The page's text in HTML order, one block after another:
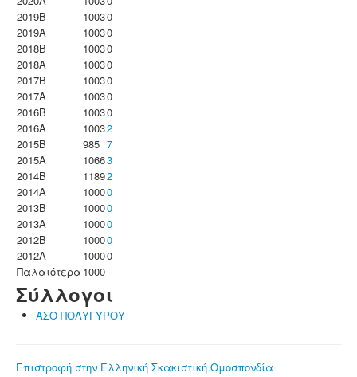
2019B
10030
2019A
10030
2018B
10030
2018A
10030
2017B
10030
2017A
10030
2016B
10030
2016A
10032
2015B
985 7
2015A
10663
2014B
11892
2014A
10000
2013B
10000
2013A
10000
2012B
10000
2012A
10000
Παλαιότερα 1000-
Σύλλογοι
ΑΣΟ ΠΟΛΥΓΥΡΟΥ
Επιστροφή στην Ελληνική Σκακιστική Ομοσπονδία